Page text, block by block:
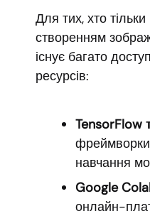
Для тих, хто
створенням
існує багато
ресурсів:
TensorFlow
навчання
Google
онлайн-